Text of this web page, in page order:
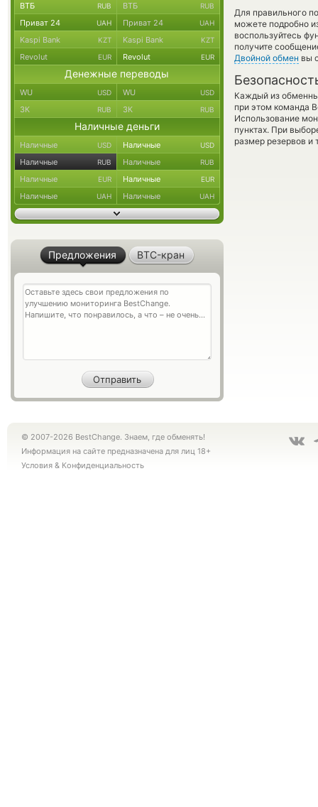
Для правильного
можете подробно
воспользуйтесь
получите
Двойной обмен вы
Каждый из
при этом команда
Использование
пунктах. При
размер резервов и
ВТБ RUB ВТБ RUB
Приват 24 UAH Приват 24 UAH
Kaspi Bank KZT Kaspi Bank KZT
Revolut EUR Revolut EUR
Денежные переводы
WU USD WU USD
ЗК RUB ЗК RUB
Наличные деньги
Наличные USD Наличные USD
Наличные RUB Наличные RUB
Наличные EUR Наличные EUR
Наличные UAH Наличные UAH
Предложения BTC-кран
© 2007-2026 BestChange. Знаем, где обменять!
Информация на сайте предназначена для лиц 18+
Условия & Конфиденциальность